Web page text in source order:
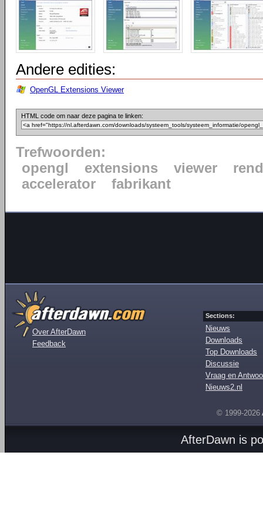
Andere edities:
OpenGL Extensions Viewer
HTML code om naar deze pagina te linken:
Trefwoorden:
opengl
extensions viewer
accelerator
fabrikant
Over AfterDawn
Feedback
Sections:
Nieuws
Downloads
Top Downloads
Discussie
Vraag en
Nieuws2.nl
© 1999-2026
AfterDawn is